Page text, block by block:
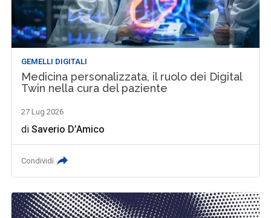
GEMELLI DIGITALI
Medicina personalizzata, il ruolo dei Digital
Twin nella cura del paziente
27 Lug 2026
diSaverio D’Amico
Condividi